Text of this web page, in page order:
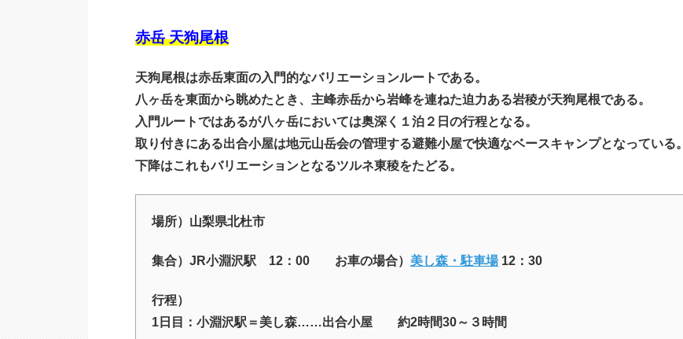
赤岳 天狗尾根
天狗尾根は赤岳東面の入門的なバリエーションルートである。
八ヶ岳を東面から眺めたとき、主峰赤岳から岩峰を連ねた迫力ある岩稜が天狗尾根である。
入門ルートではあるが八ヶ岳においては奥深く１泊２日の行程となる。
取り付きにある出合小屋は地元山岳会の管理する避難小屋で快適なベースキャンプとなっている。
下降はこれもバリエーションとなるツルネ東稜をたどる。
場所）山梨県北杜市
集合）JR小淵沢駅 12：00 お車の場合） 美し森・駐車場12：30
行程）
1日目：小淵沢駅＝美し森……出合小屋 約2時間30～３時間